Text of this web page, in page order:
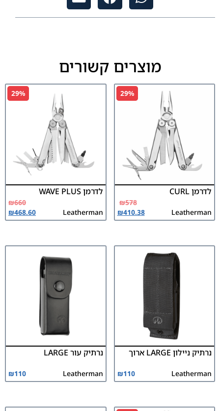
מוצרים קשורים
29%
לדרמן CURL
Leatherman
₪578
₪410.38
29%
לדרמן WAVE PLUS
Leatherman
₪660
₪468.60
נרתיק ניילון LARGE ארוך
Leatherman
₪110
נרתיק עור LARGE
Leatherman
₪110